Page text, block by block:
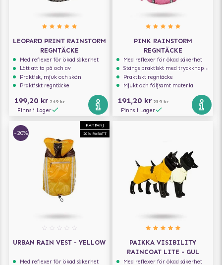
LEOPARD PRINT RAINSTORM
REGNTÄCKE
Med reflexer för ökad säkerhet
Lätt att ta på och av
Praktisk, mjuk och skön
Praktiskt regntäcke
199,20 kr 249 kr
Finns i Lager
PINK RAINSTORM
REGNTÄCKE
Med reflexer för ökad säkerhet
Stängs praktiskt med tryckknappar
Praktiskt regntäcke
Mjukt och följsamt material
191,20 kr 239 kr
Finns i Lager
KAMPANJ
20% RABATT
-20%
URBAN RAIN VEST - YELLOW
Med reflexer för ökad säkerhet
PAIKKA VISIBILITY
RAINCOAT LITE - GUL
Med reflexer för ökad säkerhet